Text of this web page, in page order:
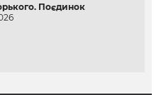
Поєдинок